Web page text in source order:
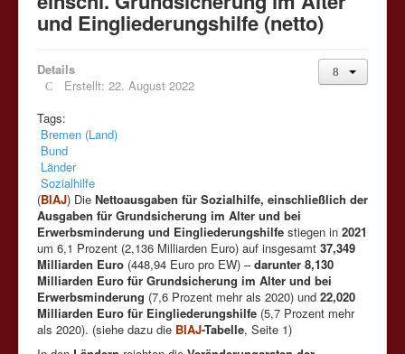
und Eingliederungshilfe (netto)
Details
Erstellt: 22. August 2022
Tags:
Bremen (Land)
Bund
Länder
Sozialhilfe
(BIAJ) Die Nettoausgaben für Sozialhilfe, einschließlich der
Ausgaben für Grundsicherung im Alter und bei
Erwerbsminderung und Eingliederungshilfe stiegen in 2021
um 6,1 Prozent (2,136 Milliarden Euro) auf insgesamt 37,349
Milliarden Euro (448,94 Euro pro EW) –darunter 8,130
Milliarden Euro für Grundsicherung im Alter und bei
Erwerbsminderung (7,6 Prozent mehr als 2020) und 22,020
Milliarden Euro für Eingliederungshilfe (5,7 Prozent mehr
als 2020). (siehe dazu die BIAJ-Tabelle, Seite 1)